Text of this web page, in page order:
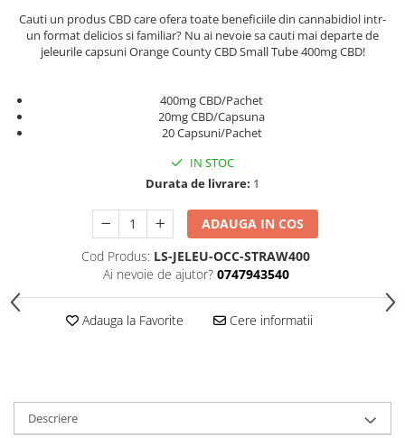
Cauti un produs CBD care ofera toate beneficiile din cannabidiol intr-
un format delicios si familiar? Nu ai nevoie sa cauti mai departe de
jeleurile capsuni Orange County CBD Small Tube 400mg CBD!
400mg CBD/Pachet
20mg CBD/Capsuna
20 Capsuni/Pachet
IN STOC
Durata de livrare: 1
ADAUGA IN COS
Cod Produs: LS-JELEU-OCC-STRAW400
Ai nevoie de ajutor? 0747943540
Adauga la Favorite Cere informatii
Descriere